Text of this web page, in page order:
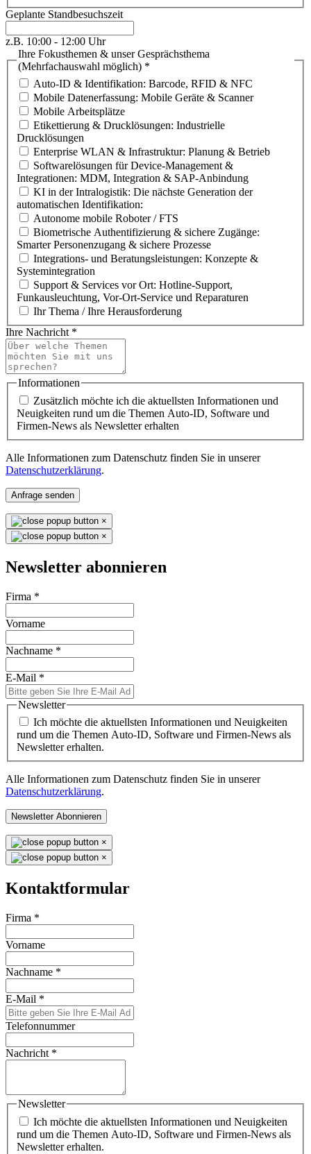
Geplante Standbesuchszeit
z.B. 10:00 - 12:00 Uhr
Ihre Fokusthemen & unser Gesprächsthema
(Mehrfachauswahl möglich) *
Auto-ID & Identifikation: Barcode, RFID & NFC
Mobile Datenerfassung: Mobile Geräte & Scanner
Mobile Arbeitsplätze
Etikettierung & Drucklösungen: Industrielle
Drucklösungen
Enterprise WLAN & Infrastruktur: Planung & Betrieb
Softwarelösungen für Device-Management &
Integrationen: MDM, Integration & SAP-Anbindung
KI in der Intralogistik: Die nächste Generation der
automatischen Identifikation:
Autonome mobile Roboter / FTS
Biometrische Authentifizierung & sichere Zugänge:
Smarter Personenzugang & sichere Prozesse
Integrations- und Beratungsleistungen: Konzepte &
Systemintegration
Support & Services vor Ort: Hotline-Support,
Funkausleuchtung, Vor-Ort-Service und Reparaturen
Ihr Thema / Ihre Herausforderung
Ihre Nachricht *
Informationen
Zusätzlich möchte ich die aktuellsten Informationen und
Neuigkeiten rund um die Themen Auto-ID, Software und
Firmen-News als Newsletter erhalten
Alle Informationen zum Datenschutz finden Sie in unserer
Datenschutzerklärung.
Anfrage senden
×
×
Newsletter abonnieren
Firma *
Vorname
Nachname *
E-Mail *
Newsletter
Ich möchte die aktuellsten Informationen und Neuigkeiten
rund um die Themen Auto-ID, Software und Firmen-News als
Newsletter erhalten.
Alle Informationen zum Datenschutz finden Sie in unserer
Datenschutzerklärung.
Newsletter Abonnieren
×
×
Kontaktformular
Firma *
Vorname
Nachname *
E-Mail *
Telefonnummer
Nachricht *
Newsletter
Ich möchte die aktuellsten Informationen und Neuigkeiten
rund um die Themen Auto-ID, Software und Firmen-News als
Newsletter erhalten.